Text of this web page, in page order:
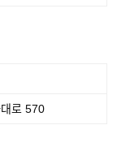
로 570